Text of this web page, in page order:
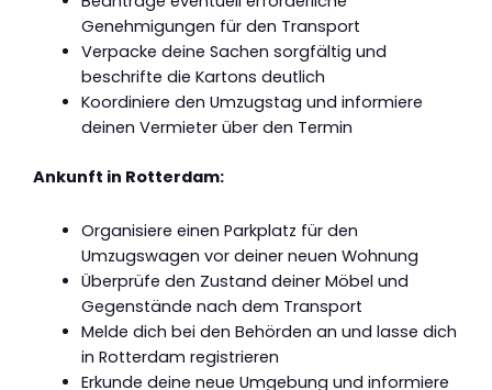
Genehmigungen für den Transport
Verpacke deine Sachen sorgfältig und
beschrifte die Kartons deutlich
Koordiniere den Umzugstag und informiere
deinen Vermieter über den Termin
Ankunft in Rotterdam:
Organisiere einen Parkplatz für den
Umzugswagen vor deiner neuen Wohnung
Überprüfe den Zustand deiner Möbel und
Gegenstände nach dem Transport
Melde dich bei den Behörden an und lasse dich
in Rotterdam registrieren
Erkunde deine neue Umgebung und informiere